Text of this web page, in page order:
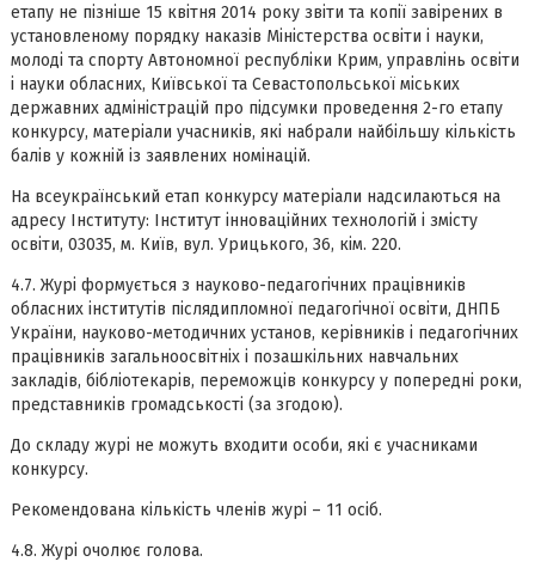
етапу не пізніше 15 квітня 2014 року звіти та копії завірених в
установленому порядку наказів Міністерства освіти і науки,
молоді та спорту Автономної республіки Крим, управлінь освіти
і науки обласних, Київської та Севастопольської міських
державних адміністрацій про підсумки проведення 2-го етапу
конкурсу, матеріали учасників, які набрали найбільшу кількість
балів у кожній із заявлених номінацій.
На всеукраїнський етап конкурсу матеріали надсилаються на
адресу Інституту: Інститут інноваційних технологій і змісту
освіти, 03035, м. Київ, вул. Урицького, 36, кім. 220.
4.7. Журі формується з науково-педагогічних працівників
обласних інститутів післядипломної педагогічної освіти, ДНПБ
України, науково-методичних установ, керівників і педагогічних
працівників загальноосвітніх і позашкільних навчальних
закладів, бібліотекарів, переможців конкурсу у попередні роки,
представників громадськості (за згодою).
До складу журі не можуть входити особи, які є учасниками
конкурсу.
Рекомендована кількість членів журі – 11 осіб.
4.8. Журі очолює голова.